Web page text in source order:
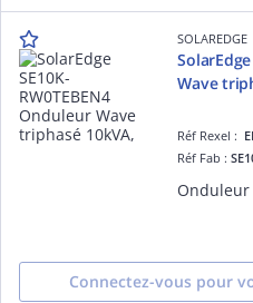
SOLAREDGE
Wave
Réf Rexel :
Réf Fab :
Connectez-vous pour